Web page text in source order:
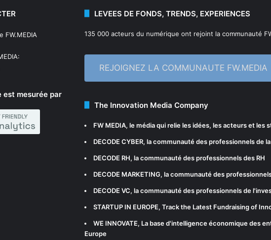
FW.MEDIA
est mesurée par
LEVEES DE FONDS, TRENDS, EXPERIENCES
135 000 acteurs du numérique ont rejoint la communauté
REJOIGNEZ LA COMMUNAUTE FW.MEDIA
The Innovation Media Company
FW MEDIA, le média qui relie les idées, les acteurs et les
DECODE CYBER, la communauté des professionnels de
DECODE RH, la communauté des professionnels des RH
DECODE MARKETING, la communauté des
DECODE VC, la communauté des professionnels de
STARTUP IN EUROPE, Track the Latest Fundraising of
WE INNOVATE, La base d'intelligence économique des
Europe